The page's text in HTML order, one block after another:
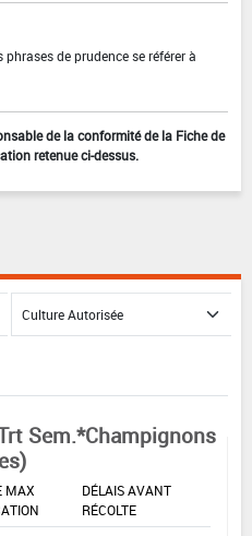
de prudence se référer à
de la conformité de la Fiche de
retenue ci-dessus.
Sem.*Champignons
MAX
DÉLAIS AVANT
RÉCOLTE